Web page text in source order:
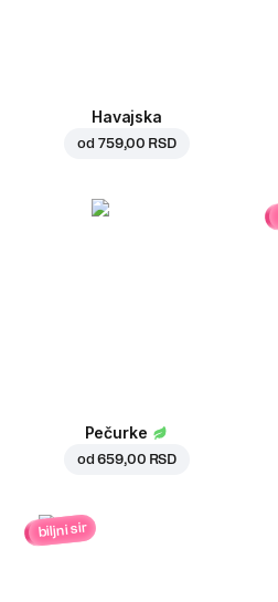
Havajska
od 759,00 RSD
Pečurke
od659,00 RSD
biljni sir